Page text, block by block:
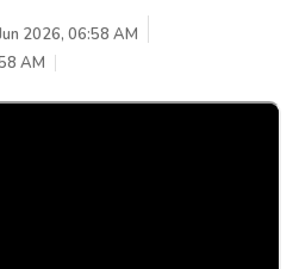
2026, 06:58 AM
AM